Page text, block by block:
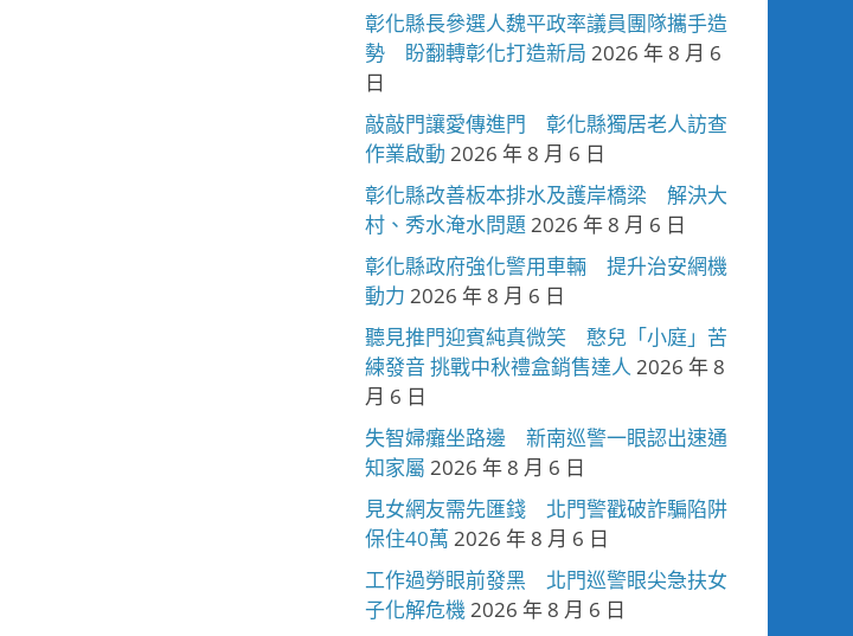
彰化縣長參選人魏平政率議員團隊攜手造
勢 盼翻轉彰化打造新局 2026 年 8 月 6
日
敲敲門讓愛傳進門 彰化縣獨居老人訪查
作業啟動 2026 年 8 月 6 日
彰化縣改善板本排水及護岸橋梁 解決大
村、秀水淹水問題 2026 年 8 月 6 日
彰化縣政府強化警用車輛 提升治安網機
動力 2026 年 8 月 6 日
聽見推門迎賓純真微笑 憨兒「小庭」苦
練發音 挑戰中秋禮盒銷售達人 2026 年 8
月 6 日
失智婦癱坐路邊 新南巡警一眼認出速通
知家屬 2026 年 8 月 6 日
見女網友需先匯錢 北門警戳破詐騙陷阱
保住40萬 2026 年 8 月 6 日
工作過勞眼前發黑 北門巡警眼尖急扶女
子化解危機2026 年 8 月 6 日